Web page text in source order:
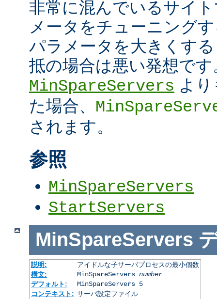
非常に混んでいるサイ
メータをチューニング
パラメータを大きくす
抵の場合は悪い発想です
MinSpareServers よ
た場合、
されます。
参照
MinSpareServers
StartServers
MinSpareServers
説明:
アイドルな子サーバプロセスの最小個数
構文:
MinSpareServers number
デフォルト:
MinSpareServers 5
コンテキスト: サーバ設定ファイル